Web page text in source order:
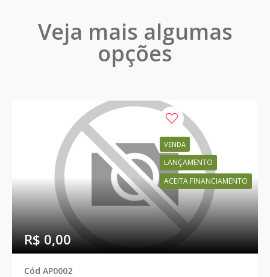
Veja mais algumas
opções
VENDA
LANÇAMENTO
ACEITA FINANCIAMENTO
R$ 0,00
Cód AP0002